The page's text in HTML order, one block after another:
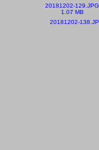
20181202-129.JPG
1.07 MB